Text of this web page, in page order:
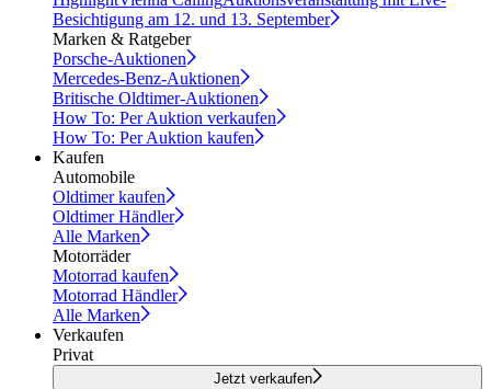
Besichtigung am 12. und 13. September
Marken & Ratgeber
Porsche-Auktionen
Mercedes-Benz-Auktionen
Britische Oldtimer-Auktionen
How To: Per Auktion verkaufen
How To: Per Auktion kaufen
Kaufen
Automobile
Oldtimer kaufen
Oldtimer Händler
Alle Marken
Motorräder
Motorrad kaufen
Motorrad Händler
Alle Marken
Verkaufen
Privat
Jetzt verkaufen